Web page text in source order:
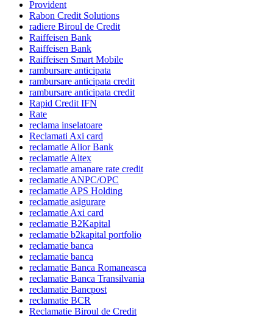
Provident
Rabon Credit Solutions
radiere Biroul de Credit
Raiffeisen Bank
Raiffeisen Bank
Raiffeisen Smart Mobile
rambursare anticipata
rambursare anticipata credit
rambursare anticipata credit
Rapid Credit IFN
Rate
reclama inselatoare
Reclamati Axi card
reclamatie Alior Bank
reclamatie Altex
reclamatie amanare rate credit
reclamatie ANPC/OPC
reclamatie APS Holding
reclamatie asigurare
reclamatie Axi card
reclamatie B2Kapital
reclamatie b2kapital portfolio
reclamatie banca
reclamatie banca
reclamatie Banca Romaneasca
reclamatie Banca Transilvania
reclamatie Bancpost
reclamatie BCR
Reclamatie Biroul de Credit